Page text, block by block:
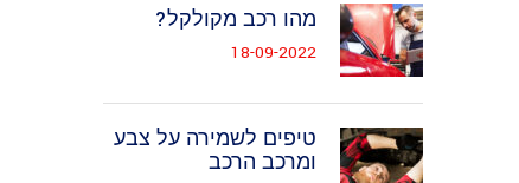
מהו רכב מקולקל?
18-09-2022
טיפים לשמירה על צבע
ומרכב הרכב